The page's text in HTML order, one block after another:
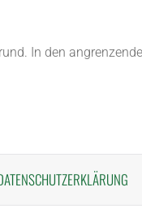
In den